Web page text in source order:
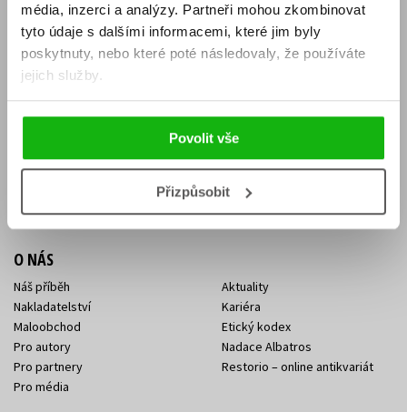
média, inzerci a analýzy. Partneři mohou zkombinovat
tyto údaje s dalšími informacemi, které jim byly
poskytnuty, nebo které poté následovaly, že používáte
jejich služby.
Povolit vše
Přizpůsobit
Aktuality
Naši autoři
Obchodní podmínky
Jak nakoupit
Knižní novinky
Dárkové poukazy
Affiliate program
KONTAKTY
Sídlo společnosti
Kontakty Albatros Media
O NÁS
Náš příběh
Nakladatelství
Maloobchod
Pro autory
Pro partnery
Pro média
Aktuality
Kariéra
Etický kodex
Nadace Albatros
Restorio – online antikvariát